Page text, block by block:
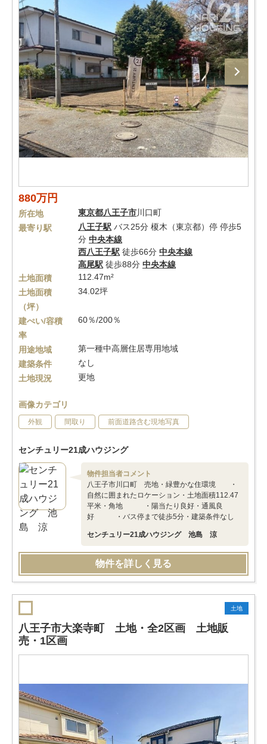
880万円
所在地 東京都八王子市川口町
最寄り駅
八王子駅 バス25分 榎木（東京都）停 停歩5
分 中央本線
西八王子駅 徒歩66分 中央本線
高尾駅 徒歩88分 中央本線
土地面積
112.47m²
土地面積
（坪）
34.02坪
建ぺい/容積
率
60％/200％
用途地域
第一種中高層住居専用地域
建築条件
なし
土地現況
更地
画像カテゴリ
外観 間取り 前面道路含む現地写真
センチュリー21成ハウジング
物件担当者コメント
八王子市川口町 売地・緑豊かな住環境 ・
自然に囲まれたロケーション・土地面積112.47
平米・角地 ・陽当たり良好・通風良
好 ・バス停まで徒歩5分・建築条件なし
センチュリー21成ハウジング 池島 涼
物件を詳しく見る
土地
八王子市大楽寺町 土地・全2区画 土地販
売・1区画